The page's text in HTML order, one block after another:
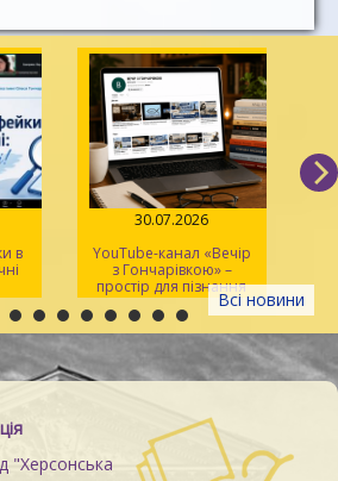
Всі новини
в
30.07.2026
YouTube-канал «Вечір
з Гончарівкою» –
простір для пізнання
та натхнення
"Херсонська